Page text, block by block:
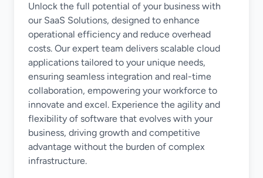
Unlock the full potential of your business with
our SaaS Solutions, designed to enhance
operational efficiency and reduce overhead
costs. Our expert team delivers scalable cloud
applications tailored to your unique needs,
ensuring seamless integration and real-time
collaboration, empowering your workforce to
innovate and excel. Experience the agility and
flexibility of software that evolves with your
business, driving growth and competitive
advantage without the burden of complex
infrastructure.